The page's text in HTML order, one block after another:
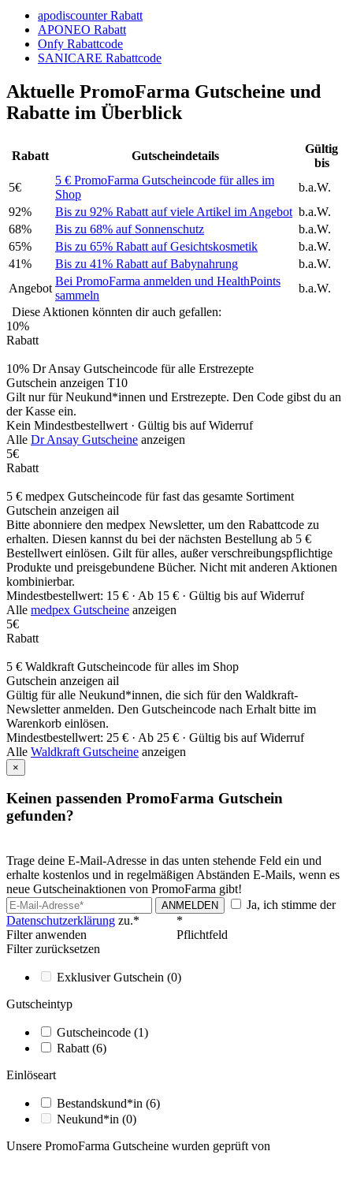
apodiscounter Rabatt
APONEO Rabatt
Onfy Rabattcode
SANICARE Rabattcode
Aktuelle PromoFarma Gutscheine und
Rabatte im Überblick
Rabatt Gutscheindetails
Gültig
bis
5€
5 € PromoFarma Gutscheincode für alles im
Shop
b.a.W.
92%
Bis zu 92% Rabatt auf viele Artikel im Angebot b.a.W.
68%
Bis zu 68% auf Sonnenschutz
b.a.W.
65%
Bis zu 65% Rabatt auf Gesichtskosmetik
b.a.W.
41%
Bis zu 41% Rabatt auf Babynahrung
b.a.W.
Angebot
Bei PromoFarma anmelden und HealthPoints
sammeln
b.a.W.
Diese Aktionen könnten dir auch gefallen:
10%
Rabatt
10% Dr Ansay Gutscheincode für alle Erstrezepte
Gutschein anzeigen T10
Gilt nur für Neukund*innen und Erstrezepte. Den Code gibst du an
der Kasse ein.
Kein Mindestbestellwert · Gültig bis auf Widerruf
Alle Dr Ansay Gutscheine anzeigen
5€
Rabatt
5 € medpex Gutscheincode für fast das gesamte Sortiment
Gutschein anzeigen ail
Bitte abonniere den medpex Newsletter, um den Rabattcode zu
erhalten. Diesen kannst du bei der nächsten Bestellung ab 5 €
Bestellwert einlösen. Gilt für alles, außer verschreibungspflichtige
Produkte und preisgebundene Bücher. Nicht mit anderen Aktionen
kombinierbar.
Mindestbestellwert: 15 € · Ab 15 € · Gültig bis auf Widerruf
Alle medpex Gutscheine anzeigen
5€
Rabatt
5 € Waldkraft Gutscheincode für alles im Shop
Gutschein anzeigen ail
Gültig für alle Neukund*innen, die sich für den Waldkraft-
Newsletter anmelden. Den Gutscheincode nach Erhalt bitte im
Warenkorb einlösen.
Mindestbestellwert: 25 € · Ab 25 € · Gültig bis auf Widerruf
Alle Waldkraft Gutscheine anzeigen
×
Keinen passenden PromoFarma Gutschein
gefunden?
Trage deine E-Mail-Adresse in das unten stehende Feld ein und
erhalte kostenlos und in regelmäßigen Abständen E-Mails, wenn es
neue Gutscheinaktionen von PromoFarma gibt!
ANMELDEN
Ja, ich stimme der
Datenschutzerklärung zu.*
*
Pflichtfeld
Filter anwenden
Filter zurücksetzen
Exklusiver Gutschein (0)
Gutscheintyp
Gutscheincode (1)
Rabatt (6)
Einlöseart
Bestandskund*in (6)
Neukund*in (0)
Unsere PromoFarma Gutscheine wurden geprüft von